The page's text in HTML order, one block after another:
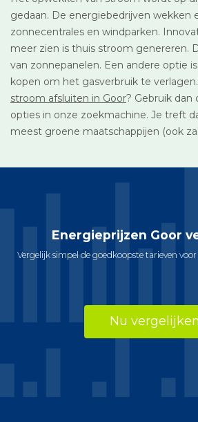
gedaan. De energiebedrijven wekken
zonnecentrales en windparken.
meer zien is thuis stroom genereren.
van zonnepanelen. Een andere optie
kopen om het gasverbruik te
stroom afsluiten in Goor? Gebruik dan
opties in onze zoekmachine. Je treft
meest groene maatschappijen (ook
Energieprijzen Goor
Vergelijk simpel de goedkoopste tarieven
Nu vergelijken